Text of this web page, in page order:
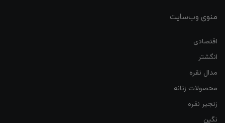
منوی وب‌سایت
اقتصادی
انگشتر
مدال نقره
محصولات زنانه
زنجیر نقره
نگین